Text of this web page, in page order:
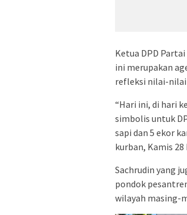
Ketua DPD
ini merupakan
refleksi nilai-nilai
“Hari ini, di hari
simbolis untuk
sapi dan 5 ekor
kurban, Kamis 28
Sachrudin yang
pondok
wilayah masing-